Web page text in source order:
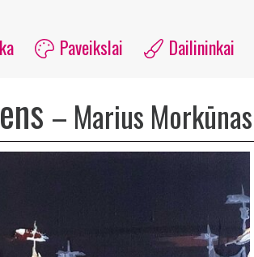
Paveikslai Dailininkai
– Marius Morkūnas